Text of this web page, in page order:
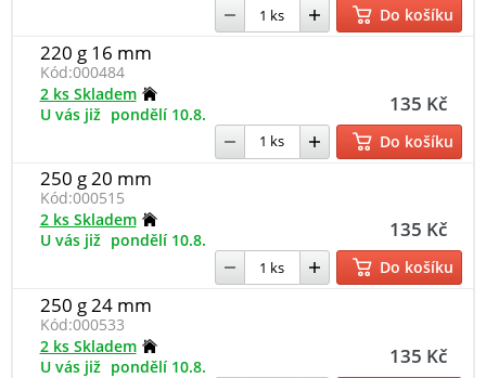
Do košíku
220 g 16 mm
Kód:000484
135 Kč
2 ks Skladem
U vás již pondělí 10.8.
Do košíku
250 g 20 mm
Kód:000515
135 Kč
2 ks Skladem
U vás již pondělí 10.8.
Do košíku
250 g 24 mm
Kód:000533
135 Kč
2 ks Skladem
U vás již pondělí 10.8.